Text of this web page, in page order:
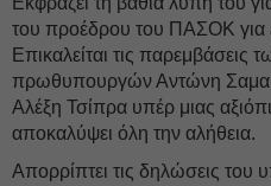
του προέδρου του ΠΑΣΟΚ για
Επικαλείται τις παρεμβάσεις
πρωθυπουργών Αντώνη
Αλέξη Τσίπρα υπέρ μιας
αποκαλύψει όλη την αλήθεια.
Απορρίπτει τις δηλώσεις του